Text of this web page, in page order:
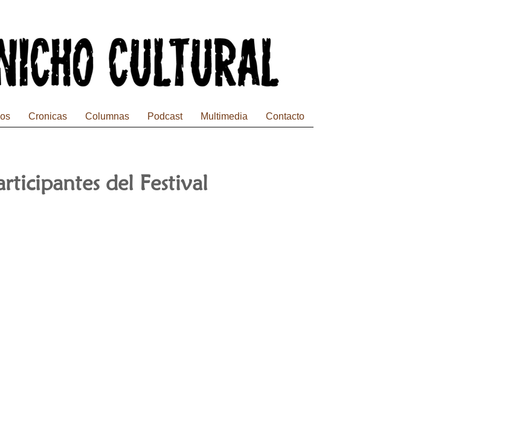
Cronicas Columnas Podcast Multimedia Contacto
del Festival